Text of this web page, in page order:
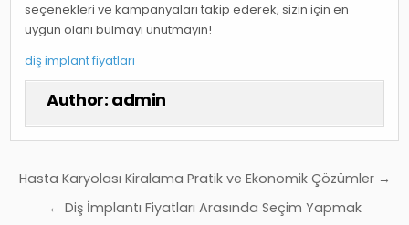
seçenekleri ve kampanyaları takip ederek, sizin için en
uygun olanı bulmayı unutmayın!
diş implant fiyatları
Author: admin
Yazı
gezinmesi
Hasta Karyolası Kiralama Pratik ve Ekonomik Çözümler →
← Diş İmplantı Fiyatları Arasında Seçim Yapmak